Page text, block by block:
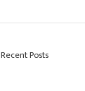
Recent Posts